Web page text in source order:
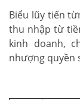
Biểu lũy tiến
thu nhập từ
kinh doanh,
nhượng quyền